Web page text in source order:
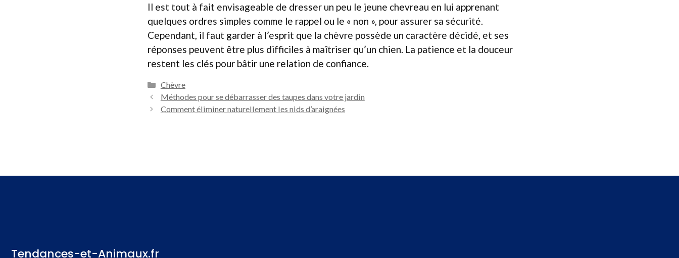
Il est tout à fait envisageable de dresser un peu le jeune chevreau en lui apprenant
quelques ordres simples comme le rappel ou le « non », pour assurer sa sécurité.
Cependant, il faut garder à l’esprit que la chèvre possède un caractère décidé, et ses
réponses peuvent être plus difficiles à maîtriser qu’un chien. La patience et la douceur
restent les clés pour bâtir une relation de confiance.
Catégories
Chèvre
Méthodes pour se débarrasser des taupes dans votre jardin
Comment éliminer naturellement les nids d’araignées
Tendances-et-Animaux.fr